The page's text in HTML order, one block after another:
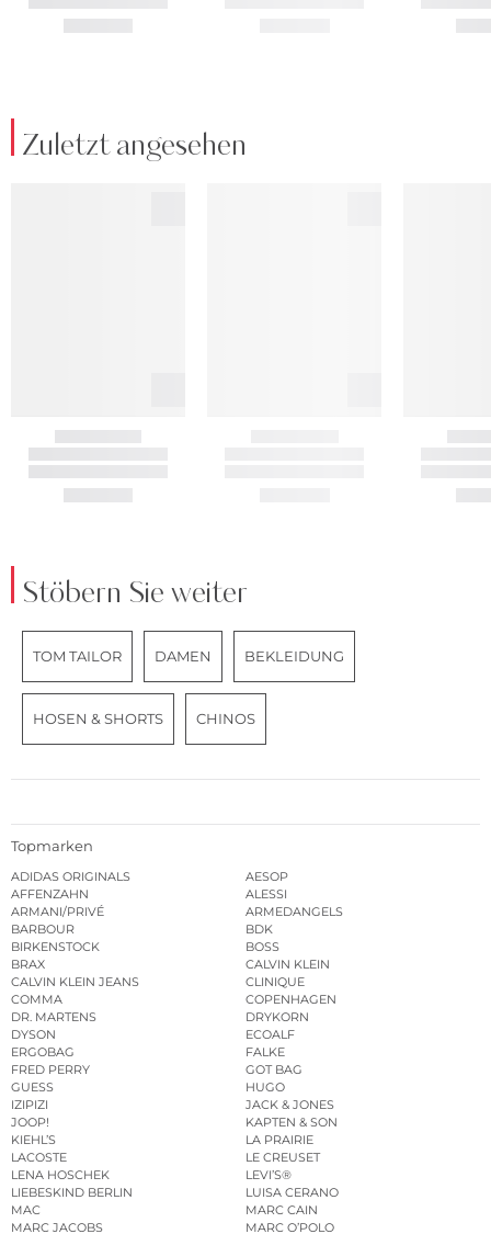
Zuletzt angesehen
Stöbern Sie weiter
TOM TAILOR DAMEN BEKLEIDUNG
HOSEN & SHORTS CHINOS
Topmarken
ADIDAS ORIGINALS
AESOP
AFFENZAHN
ALESSI
ARMANI/PRIVÉ
ARMEDANGELS
BARBOUR
BDK
BIRKENSTOCK
BOSS
BRAX
CALVIN KLEIN
CALVIN KLEIN JEANS
CLINIQUE
COMMA
COPENHAGEN
DR. MARTENS
DRYKORN
DYSON
ECOALF
ERGOBAG
FALKE
FRED PERRY
GOT BAG
GUESS
HUGO
IZIPIZI
JACK & JONES
JOOP!
KAPTEN & SON
KIEHL’S
LA PRAIRIE
LACOSTE
LE CREUSET
LENA HOSCHEK
LEVI’S®
LIEBESKIND BERLIN
LUISA CERANO
MAC
MARC CAIN
MARC JACOBS
MARC O’POLO